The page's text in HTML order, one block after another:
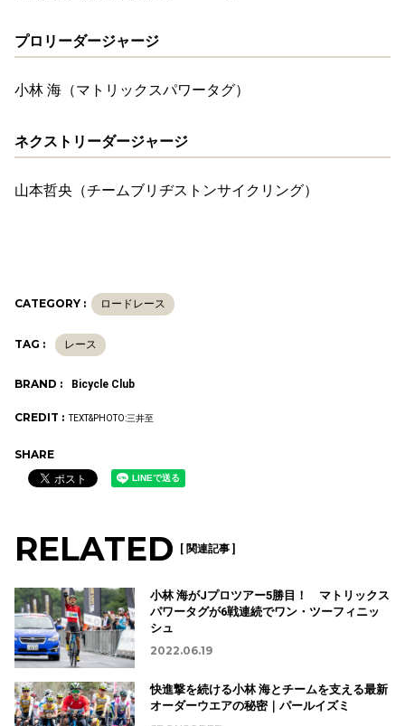
プロリーダージャージ
小林 海（マトリックスパワータグ）
ネクストリーダージャージ
山本哲央（チームブリヂストンサイクリング）
CATEGORY : ロードレース
TAG : レース
BRAND : Bicycle Club
CREDIT : TEXT&PHOTO:三井至
SHARE
RELATED [ 関連記事 ]
小林 海がJプロツアー5勝目！ マトリックス
パワータグが6戦連続でワン・ツーフィニッ
シュ
2022.06.19
快進撃を続ける小林 海とチームを支える最新
オーダーウエアの秘密｜パールイズミ